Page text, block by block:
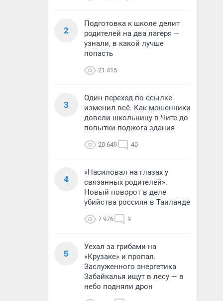
2
Подготовка к школе делит
родителей на два лагеря —
узнали, в какой лучше
попасть
21 415
3
Один переход по ссылке
изменил всё. Как мошенники
довели школьницу в Чите до
попытки поджога здания
20 649 40
4
«Насиловал на глазах у
связанных родителей».
Новый поворот в деле
убийства россиян в Таиланде
7 976 9
5
Уехал за грибами на
«Крузаке» и пропал.
Заслуженного энергетика
Забайкалья ищут в лесу — в
небо подняли дрон